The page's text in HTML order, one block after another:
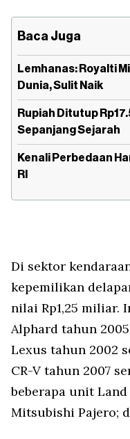
Baca Juga
Lemhanas: Royalti
Dunia, Sulit Naik
Rupiah Ditutup
Sepanjang Sejarah
Kenali Perbedaan
RI
Di sektor
kepemilikan
nilai Rp1,25 miliar.
Alphard tahun
Lexus tahun 2002
CR-V tahun 2007
beberapa unit
Mitsubishi Pajero;